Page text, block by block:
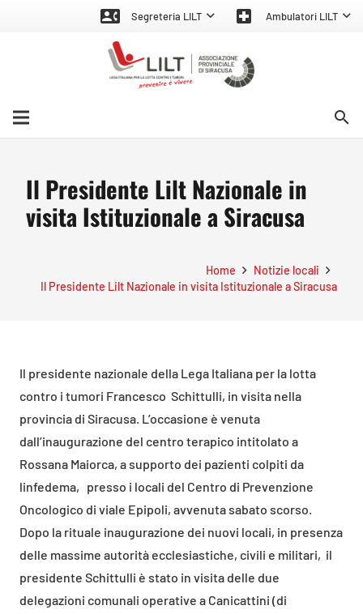
contact_phone Segreteria LILT local_hospital Ambulatori LILT
search
Il Presidente Lilt Nazionale in
visita Istituzionale a Siracusa
Home
Notizie locali
Il Presidente Lilt Nazionale in visita Istituzionale a Siracusa
Il presidente nazionale della Lega Italiana per la lotta
contro i tumori Francesco Schittulli, in visita nella
provincia di Siracusa. L’occasione è venuta
dall’inaugurazione del centro terapico intitolato a
Rossana Maiorca, a supporto dei pazienti colpiti da
linfedema, presso i locali del Centro di Prevenzione
Oncologico di viale Epipoli, avvenuta sabato scorso.
Dopo la rituale inaugurazione dei nuovi locali, in presenza
delle massime autorità ecclesiastiche, civili e militari, il
presidente Schittulli è stato in visita delle due
delegazioni comunali operative a Canicattini (di